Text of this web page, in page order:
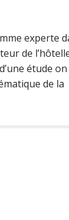
experte
de
étude
de la